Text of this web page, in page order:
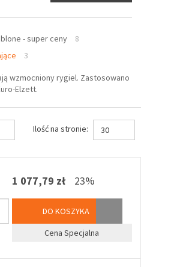
- super ceny
8
3
wzmocniony rygiel. Zastosowano
Elzett.
Ilość na stronie: 30
1 077,79 zł 23%
DO KOSZYKA
Cena Specjalna